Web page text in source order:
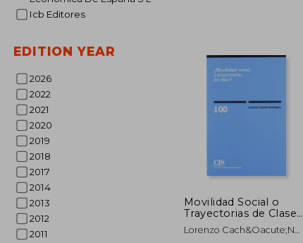
Icb Editores
EDITION YEAR
2026
2022
2021
2020
2019
2018
2017
2014
2013
2012
2011
Movilidad Social o
Trayectorias de Clase?
Elementos Para una
Crítica de la Sociología
Lorenzo Cach&Oacute;N